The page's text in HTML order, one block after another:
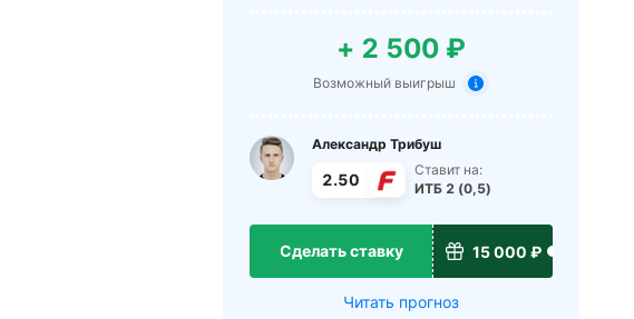
+ 2 500 ₽
Возможный выигрыш
Александр Трибуш
2.50
Ставит на:
ИТБ 2 (0,5)
Сделать ставку 15 000 ₽
Читать прогноз